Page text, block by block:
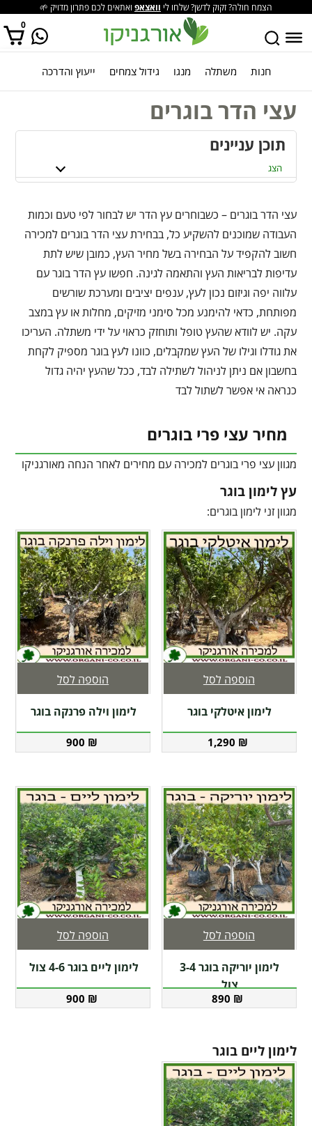
הצמח חולה? זקוק לדשן? שלחו לי וואצאפ ואתאים לכם פתרון מדויק 🌱
0
אין מוצרים בסל הקניות. חנות משתלה מנגו גידול צמחים ייעוץ והדרכה
עצי הדר בוגרים
תוכן עניינים
הצג
עצי הדר בוגרים – כשבוחרים עץ הדר יש לבחור לפי טעם וכמות
העבודה שמוכנים להשקיע כל, בבחירת עצי הדר בוגרים למכירה
חשוב להקפיד על הבחירה בשל מחיר העץ, כמובן שיש לתת
עדיפות לבריאות העץ והתאמה לגינה. חפשו עץ הדר בוגר עם
עלווה יפה וגיזום נכון לעץ, ענפים יציבים ומערכת שורשים
מפותחת, כדאי להימנע מכל סימני מזיקים, מחלות או עץ במצב
עקה. יש לוודא שהעץ טופל ותוחזק כראוי על ידי משתלה. העריכו
את גודלו וגילו של העץ שמקבלים, כוונו לעץ בוגר מספיק לקחת
בחשבון אם ניתן לניהול לשתילה לבד, ככל שהעץ יהיה גדול
כנראה אי אפשר לשתול לבד
מחיר עצי פרי בוגרים
מגוון עצי פרי בוגרים למכירה עם מחירים לאחר הנחה מאורגניקו
עץ לימון בוגר
מגוון זני לימון בוגרים:
לימון איטלקי בוגר
1,290 ₪
הוספה לסל
לימון וילה פרנקה בוגר
900 ₪
הוספה לסל
לימון יוריקה בוגר 3-4
צול
890 ₪
הוספה לסל
לימון ליים בוגר 4-6 צול
900 ₪
הוספה לסל
לימון ליים בוגר